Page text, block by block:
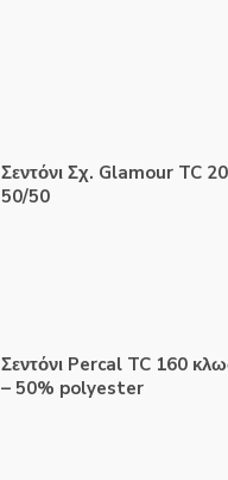
Σεντόνι Σχ. Glamour TC
50/50
Σεντόνι Percal TC 160
– 50% polyester